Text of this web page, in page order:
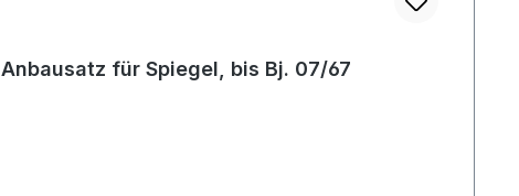
Anbausatz für Spiegel, bis Bj. 07/67